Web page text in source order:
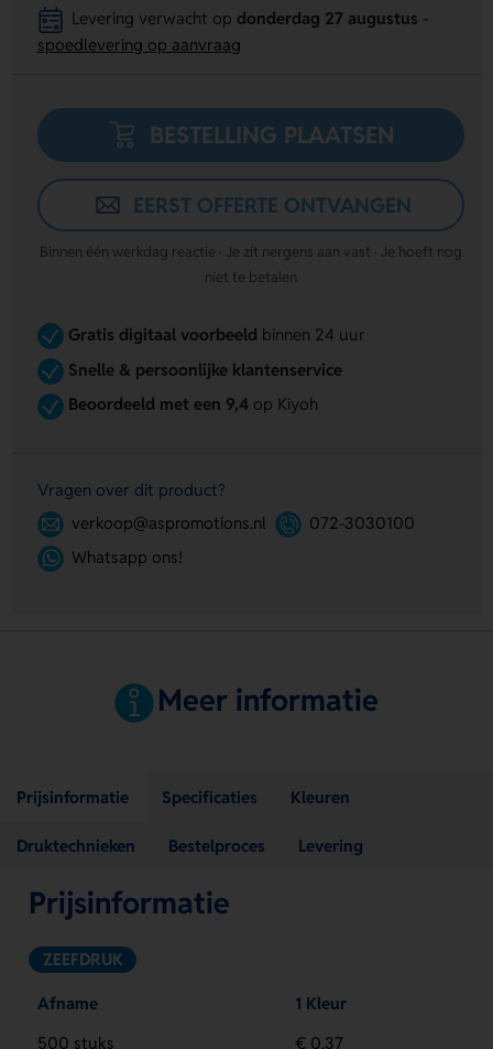
Levering verwacht op donderdag 27 augustus
spoedlevering op aanvraag
BESTELLING PLAATSEN
EERST OFFERTE ONTVANGEN
Binnen één werkdag reactie · Je zit nergens aan vast · Je hoeft nog
niet te betalen
Gratis digitaal voorbeeld binnen 24 uur
Snelle & persoonlijke klantenservice
Beoordeeld met een 9,4op Kiyoh
Vragen over dit product?
verkoop@aspromotions.nl
072-3030100
Whatsapp ons!
Meer informatie
Prijsinformatie Specificaties Kleuren
Druktechnieken Bestelproces Levering
Prijsinformatie
ZEEFDRUK
Afname
1 Kleur
500 stuks
€ 0,37